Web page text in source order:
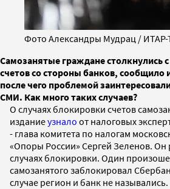
Фото Александры Мудрац /
Самозанятые граждане столкнулись
счетов со стороны банков, сообщило
после чего проблемой
СМИ. Как много таких случаев?
О случаях блокировки счетов
изданиеузнало от налоговых
- глава комитета по налогам
«Опоры России» Сергей Зеленов. Он
случаях блокировки. Один
самозанятого заблокировал
случае регион и банк не назывались.